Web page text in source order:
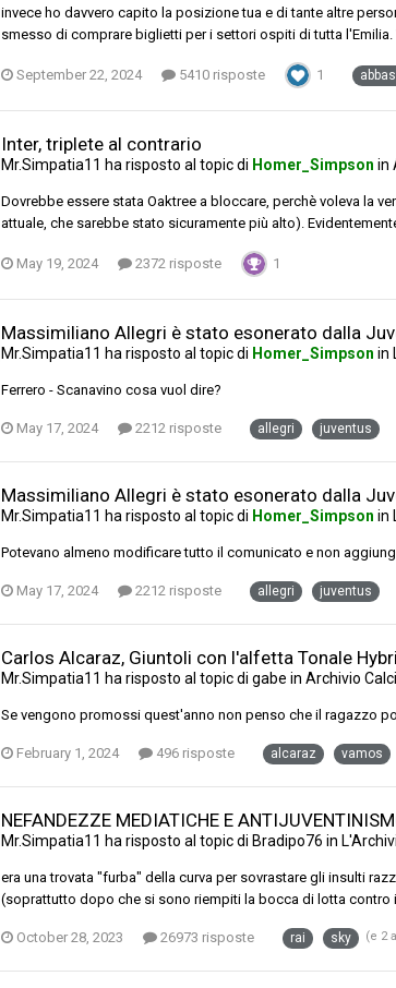
invece ho davvero capito la posizione tua e di tante altre
smesso di comprare biglietti per i settori ospiti di tutta
September 22, 2024 5410 risposte 1
Inter, triplete al contrario
Mr.Simpatia11 ha risposto al topic di Homer_Simpson in
Dovrebbe essere stata Oaktree a bloccare, perchè voleva la
attuale, che sarebbe stato sicuramente più alto).
May 19, 2024 2372 risposte 1
Massimiliano Allegri è stato esonerato dalla
Mr.Simpatia11 ha risposto al topic di Homer_Simpson in
Ferrero - Scanavino cosa vuol dire?
May 17, 2024 2212 risposte allegri juventus
Massimiliano Allegri è stato esonerato dalla
Mr.Simpatia11 ha risposto al topic di Homer_Simpson in
Potevano almeno modificare tutto il comunicato e non
May 17, 2024 2212 risposte allegri juventus
Carlos Alcaraz, Giuntoli con l'alfetta Tonale
Mr.Simpatia11 ha risposto al topic di gabe in Archivio
Se vengono promossi quest'anno non penso che il ragazzo
February 1, 2024 496 risposte alcaraz vamos
NEFANDEZZE MEDIATICHE E
Mr.Simpatia11 ha risposto al topic di Bradipo76 in
era una trovata "furba" della curva per sovrastare gli insulti
(soprattutto dopo che si sono riempiti la bocca di lotta contro
October 28, 2023 26973 risposte rai sky (e 2